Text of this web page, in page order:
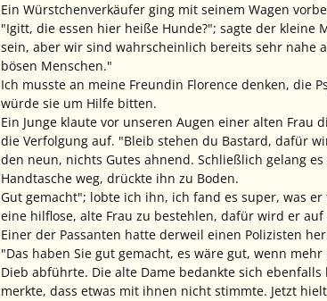
Ein Würstchenverkäufer ging mit seinem Wagen
"Igitt, die essen hier heiße Hunde?"; sagte der
sein, aber wir sind wahrscheinlich bereits sehr nahe
bösen Menschen."
Ich musste an meine Freundin Florence denken, die
würde sie um Hilfe bitten.
Ein Junge klaute vor unseren Augen einer alten
die Verfolgung auf. "Bleib stehen du Bastard, dafür
den neun, nichts Gutes ahnend. Schließlich gelang
Handtasche weg, drückte ihn zu Boden.
Gut gemacht"; lobte ich ihn, ich fand es super, was
eine hilflose, alte Frau zu bestehlen, dafür wird er
Einer der Passanten hatte derweil einen Polizisten
"Das haben Sie gut gemacht, es wäre gut, wenn
Dieb abführte. Die alte Dame bedankte sich
merkte, dass etwas mit ihnen nicht stimmte. Jetzt